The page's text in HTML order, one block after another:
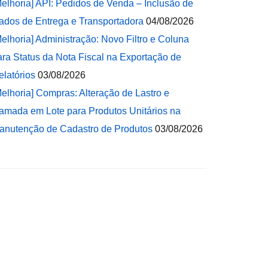
API: Pedidos de Venda – Inclusão de
de Entrega e Transportadora 04/08/2026
Administração: Novo Filtro e Coluna
Status da Nota Fiscal na Exportação de
03/08/2026
Compras: Alteração de Lastro e
em Lote para Produtos Unitários na
de Cadastro de Produtos 03/08/2026